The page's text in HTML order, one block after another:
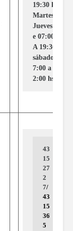
19:30 hs,
Martes y
Jueves d
e 07:00
A 19:30
sábados
7:00 a 1
2:00 hs
43
15
27
2
7/
43
15
36
5